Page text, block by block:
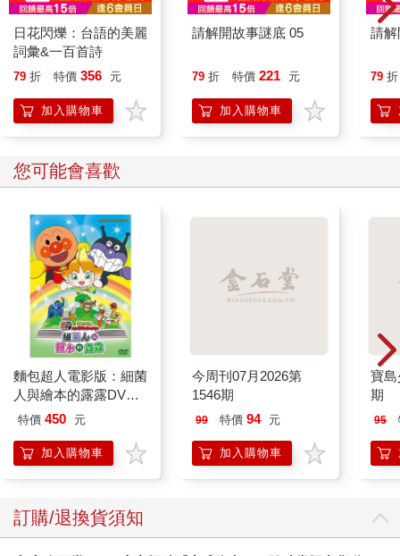
日花閃爍：台語的美麗
詞彙&一百首詩
79 折 特價 356 元
加入購物車
請解開故事謎底 05
79 折 特價 221 元
加入購物車
請解
79 折
您可能會喜歡
麵包超人電影版：細菌
人與繪本的露露DVD-
平裝版
特價 450 元
加入購物車
今周刊07月2026第
1546期
99 特價 94 元
加入購物車
寶島
期
95
訂購/退換貨須知